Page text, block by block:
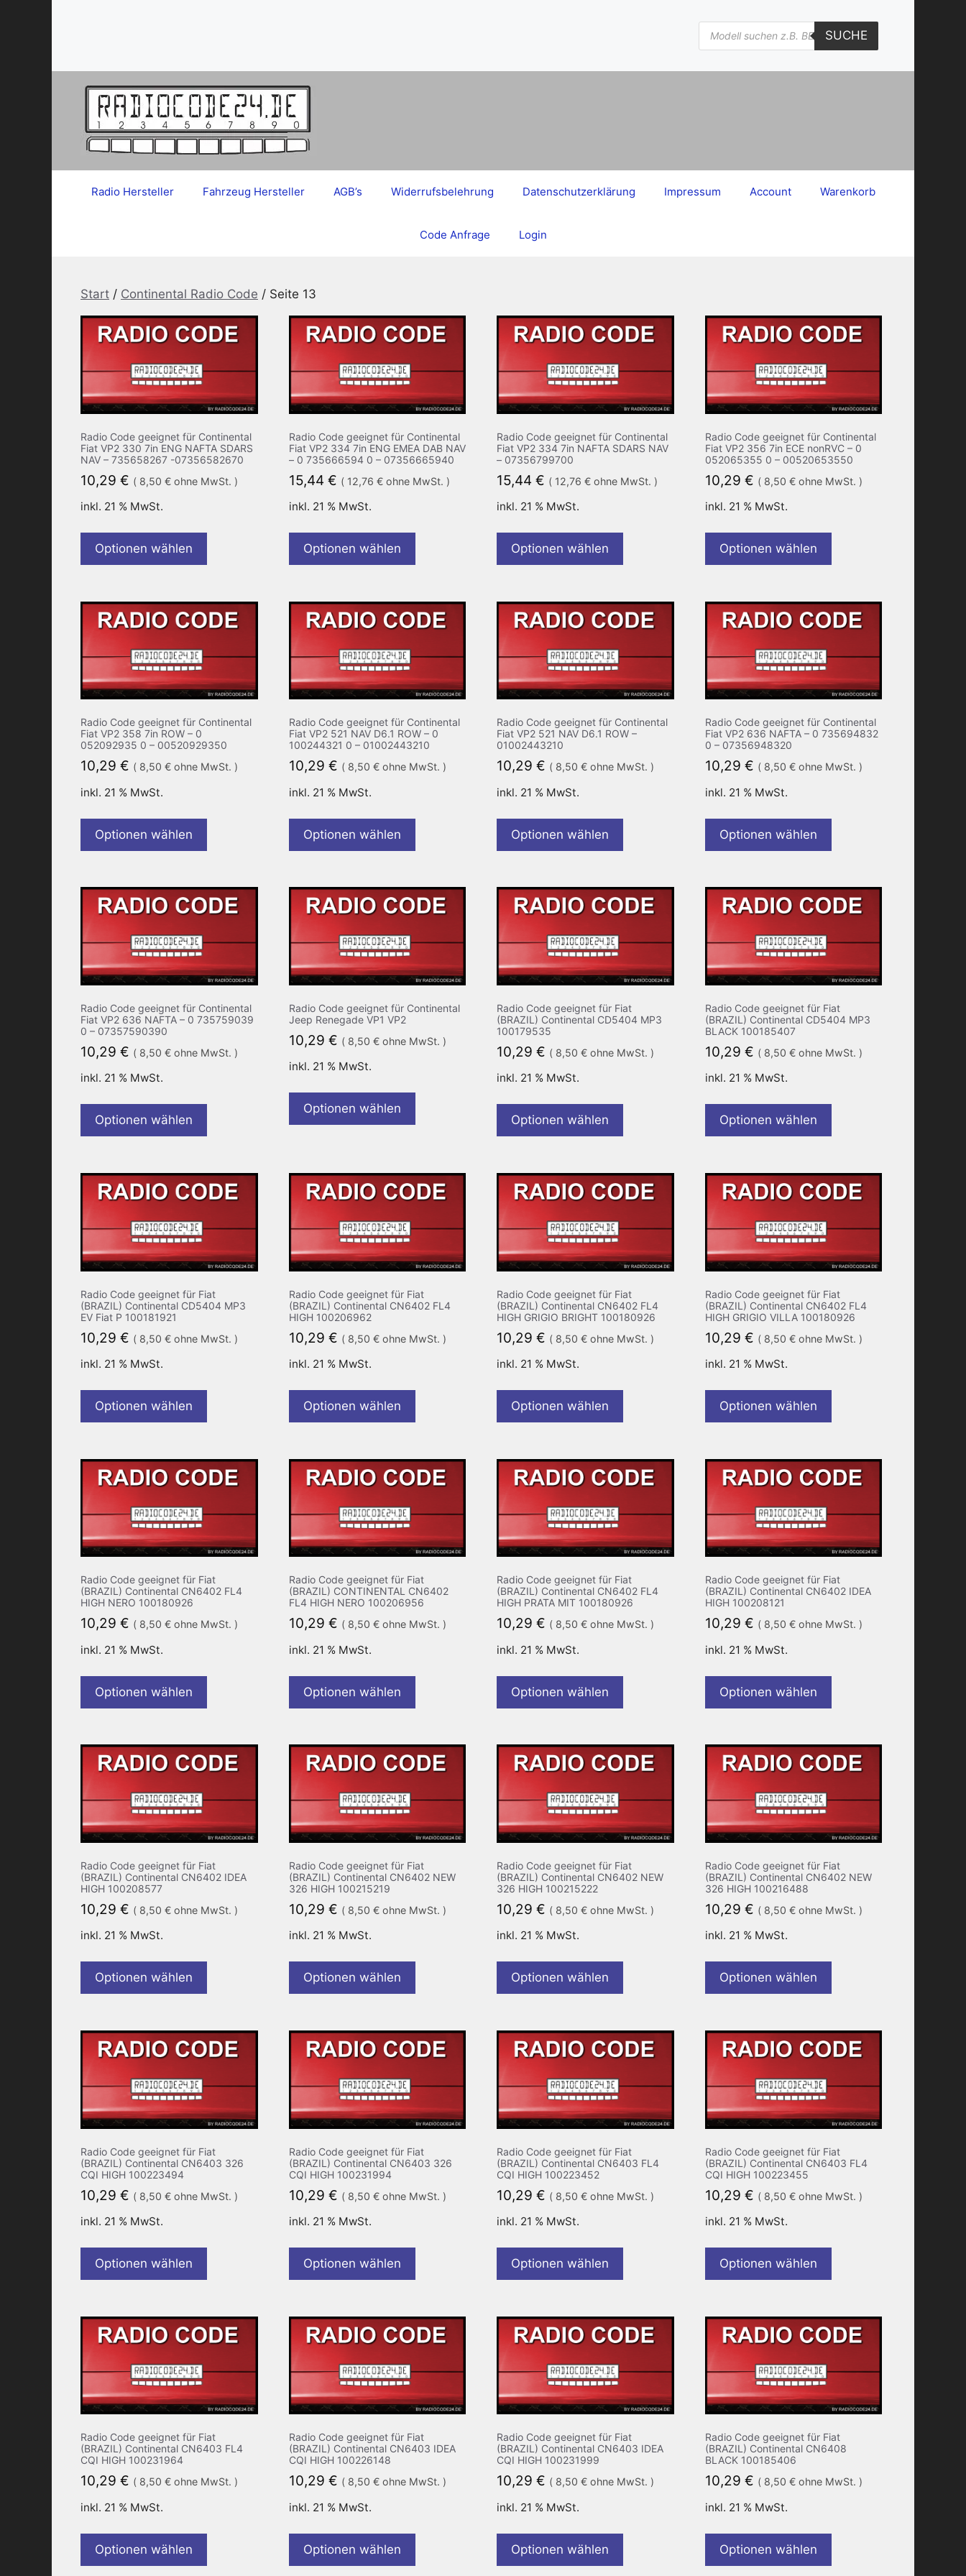
Products
search
SUCHE
Radio Hersteller Fahrzeug Hersteller AGB’s Widerrufsbelehrung Datenschutzerklärung Impressum Account Warenkorb
Code Anfrage Login
Start / Continental Radio Code / Seite 13
Radio Code geeignet für Continental
Fiat VP2 330 7in ENG NAFTA SDARS
NAV – 735658267 -07356582670
10,29 € ( 8,50 € ohne MwSt. )
inkl. 21 % MwSt.
Optionen wählen
Radio Code geeignet für Continental
Fiat VP2 334 7in ENG EMEA DAB NAV
– 0 735666594 0 – 07356665940
15,44 € ( 12,76 €ohne MwSt. )
inkl. 21 % MwSt.
Optionen wählen
Radio Code geeignet für Continental
Fiat VP2 334 7in NAFTA SDARS NAV
– 07356799700
15,44 € ( 12,76 € ohne MwSt. )
inkl. 21 % MwSt.
Optionen wählen
Radio Code geeignet für Continental
Fiat VP2 356 7in ECE nonRVC – 0
052065355 0 – 00520653550
10,29 € ( 8,50 €ohne MwSt. )
inkl. 21 % MwSt.
Optionen wählen
Radio Code geeignet für Continental
Fiat VP2 358 7in ROW – 0
052092935 0 – 00520929350
10,29 € ( 8,50 € ohne MwSt. )
inkl. 21 % MwSt.
Optionen wählen
Radio Code geeignet für Continental
Fiat VP2 521 NAV D6.1 ROW – 0
100244321 0 – 01002443210
10,29 € ( 8,50 €ohne MwSt. )
inkl. 21 % MwSt.
Optionen wählen
Radio Code geeignet für Continental
Fiat VP2 521 NAV D6.1 ROW –
01002443210
10,29 € ( 8,50 € ohne MwSt. )
inkl. 21 % MwSt.
Optionen wählen
Radio Code geeignet für Continental
Fiat VP2 636 NAFTA – 0 735694832
0 – 07356948320
10,29 € ( 8,50 €ohne MwSt. )
inkl. 21 % MwSt.
Optionen wählen
Radio Code geeignet für Continental
Fiat VP2 636 NAFTA – 0 735759039
0 – 07357590390
10,29 € ( 8,50 € ohne MwSt. )
inkl. 21 % MwSt.
Optionen wählen
Radio Code geeignet für Continental
Jeep Renegade VP1 VP2
10,29 € ( 8,50 €ohne MwSt. )
inkl. 21 % MwSt.
Optionen wählen
Radio Code geeignet für Fiat
(BRAZIL) Continental CD5404 MP3
100179535
10,29 € ( 8,50 € ohne MwSt. )
inkl. 21 % MwSt.
Optionen wählen
Radio Code geeignet für Fiat
(BRAZIL) Continental CD5404 MP3
BLACK 100185407
10,29 € ( 8,50 €ohne MwSt. )
inkl. 21 % MwSt.
Optionen wählen
Radio Code geeignet für Fiat
(BRAZIL) Continental CD5404 MP3
EV Fiat P 100181921
10,29 € ( 8,50 € ohne MwSt. )
inkl. 21 % MwSt.
Optionen wählen
Radio Code geeignet für Fiat
(BRAZIL) Continental CN6402 FL4
HIGH 100206962
10,29 € ( 8,50 €ohne MwSt. )
inkl. 21 % MwSt.
Optionen wählen
Radio Code geeignet für Fiat
(BRAZIL) Continental CN6402 FL4
HIGH GRIGIO BRIGHT 100180926
10,29 € ( 8,50 € ohne MwSt. )
inkl. 21 % MwSt.
Optionen wählen
Radio Code geeignet für Fiat
(BRAZIL) Continental CN6402 FL4
HIGH GRIGIO VILLA 100180926
10,29 € ( 8,50 €ohne MwSt. )
inkl. 21 % MwSt.
Optionen wählen
Radio Code geeignet für Fiat
(BRAZIL) Continental CN6402 FL4
HIGH NERO 100180926
10,29 € ( 8,50 € ohne MwSt. )
inkl. 21 % MwSt.
Optionen wählen
Radio Code geeignet für Fiat
(BRAZIL) CONTINENTAL CN6402
FL4 HIGH NERO 100206956
10,29 € ( 8,50 €ohne MwSt. )
inkl. 21 % MwSt.
Optionen wählen
Radio Code geeignet für Fiat
(BRAZIL) Continental CN6402 FL4
HIGH PRATA MIT 100180926
10,29 € ( 8,50 € ohne MwSt. )
inkl. 21 % MwSt.
Optionen wählen
Radio Code geeignet für Fiat
(BRAZIL) Continental CN6402 IDEA
HIGH 100208121
10,29 € ( 8,50 €ohne MwSt. )
inkl. 21 % MwSt.
Optionen wählen
Radio Code geeignet für Fiat
(BRAZIL) Continental CN6402 IDEA
HIGH 100208577
10,29 € ( 8,50 € ohne MwSt. )
inkl. 21 % MwSt.
Optionen wählen
Radio Code geeignet für Fiat
(BRAZIL) Continental CN6402 NEW
326 HIGH 100215219
10,29 € ( 8,50 €ohne MwSt. )
inkl. 21 % MwSt.
Optionen wählen
Radio Code geeignet für Fiat
(BRAZIL) Continental CN6402 NEW
326 HIGH 100215222
10,29 € ( 8,50 € ohne MwSt. )
inkl. 21 % MwSt.
Optionen wählen
Radio Code geeignet für Fiat
(BRAZIL) Continental CN6402 NEW
326 HIGH 100216488
10,29 € ( 8,50 €ohne MwSt. )
inkl. 21 % MwSt.
Optionen wählen
Radio Code geeignet für Fiat
(BRAZIL) Continental CN6403 326
CQI HIGH 100223494
10,29 € ( 8,50 € ohne MwSt. )
inkl. 21 % MwSt.
Optionen wählen
Radio Code geeignet für Fiat
(BRAZIL) Continental CN6403 326
CQI HIGH 100231994
10,29 € ( 8,50 €ohne MwSt. )
inkl. 21 % MwSt.
Optionen wählen
Radio Code geeignet für Fiat
(BRAZIL) Continental CN6403 FL4
CQI HIGH 100223452
10,29 € ( 8,50 € ohne MwSt. )
inkl. 21 % MwSt.
Optionen wählen
Radio Code geeignet für Fiat
(BRAZIL) Continental CN6403 FL4
CQI HIGH 100223455
10,29 € ( 8,50 €ohne MwSt. )
inkl. 21 % MwSt.
Optionen wählen
Radio Code geeignet für Fiat
(BRAZIL) Continental CN6403 FL4
CQI HIGH 100231964
10,29 € ( 8,50 € ohne MwSt. )
inkl. 21 % MwSt.
Optionen wählen
Radio Code geeignet für Fiat
(BRAZIL) Continental CN6403 IDEA
CQI HIGH 100226148
10,29 € ( 8,50 €ohne MwSt. )
inkl. 21 % MwSt.
Optionen wählen
Radio Code geeignet für Fiat
(BRAZIL) Continental CN6403 IDEA
CQI HIGH 100231999
10,29 € ( 8,50 € ohne MwSt. )
inkl. 21 % MwSt.
Optionen wählen
Radio Code geeignet für Fiat
(BRAZIL) Continental CN6408
BLACK 100185406
10,29 € ( 8,50 €ohne MwSt. )
inkl. 21 % MwSt.
Optionen wählen